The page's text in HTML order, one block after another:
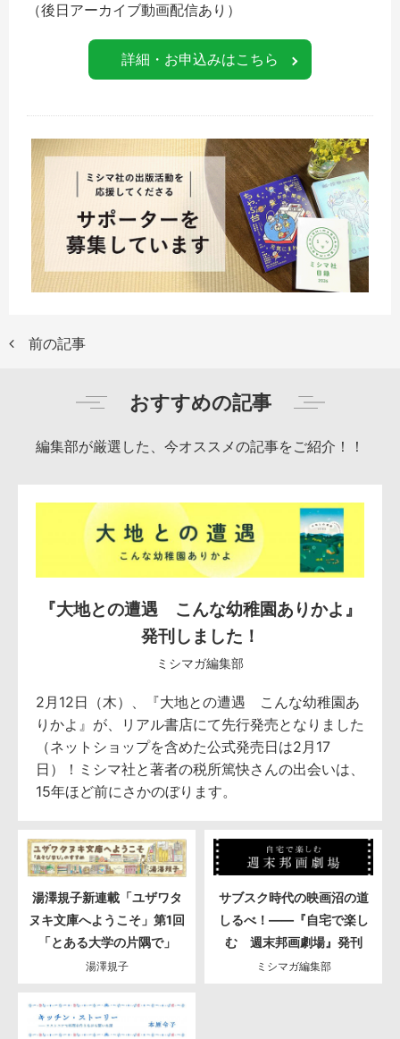
（後日アーカイブ動画配信あり）
詳細・お申込みはこちら
前の記事
おすすめの記事
編集部が厳選した、今オススメの記事をご紹介！！
『大地との遭遇 こんな幼稚園ありかよ』
発刊しました！
ミシマガ編集部
2月12日（木）、『大地との遭遇 こんな幼稚園あ
りかよ』が、リアル書店にて先行発売となりました
（ネットショップを含めた公式発売日は2月17
日）！ミシマ社と著者の税所篤快さんの出会いは、
15年ほど前にさかのぼります。
湯澤規子新連載「ユザワタ
ヌキ文庫へようこそ」第1回
「とある大学の片隅で」
湯澤規子
サブスク時代の映画沼の道
しるべ！――『自宅で楽し
む 週末邦画劇場』発刊
ミシマガ編集部